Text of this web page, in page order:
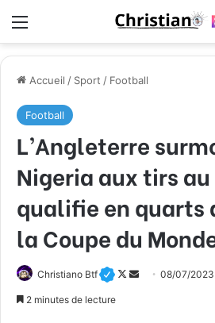
Accueil / Sport / Football
Football
L’Angleterre
Nigeria aux tirs
qualifie en quarts
la Coupe du
Christiano Btf
F
08/07/2023
2 minutes de lecture